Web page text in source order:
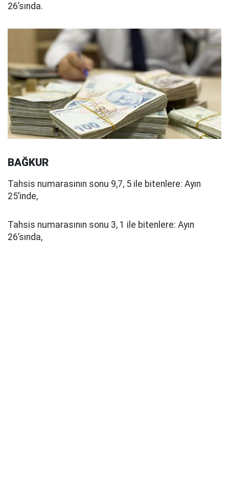
26’sında.
BAĞKUR
Tahsis numarasının sonu 9,7, 5 ile bitenlere: Ayın
25’inde,
Tahsis numarasının sonu 3, 1 ile bitenlere: Ayın
26’sında,